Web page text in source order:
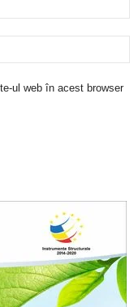
ul web în acest browser